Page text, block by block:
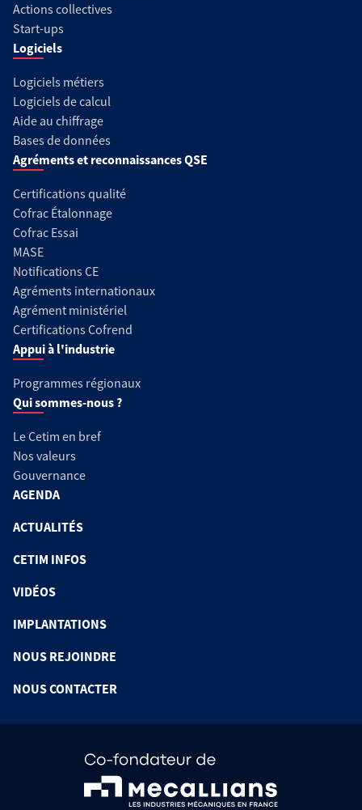
Actions collectives
Start-ups
Logiciels
Logiciels métiers
Logiciels de calcul
Aide au chiffrage
Bases de données
Agréments et reconnaissances QSE
Certifications qualité
Cofrac Étalonnage
Cofrac Essai
MASE
Notifications CE
Agréments internationaux
Agrément ministériel
Certifications Cofrend
Appui à l'industrie
Programmes régionaux
Qui sommes-nous ?
Le Cetim en bref
Nos valeurs
Gouvernance
AGENDA
ACTUALITÉS
CETIM INFOS
VIDÉOS
IMPLANTATIONS
NOUS REJOINDRE
NOUS CONTACTER